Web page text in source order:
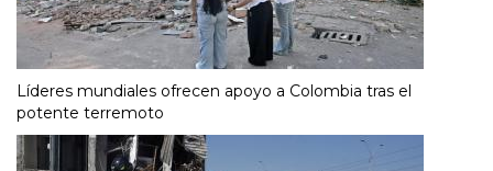
Líderes mundiales ofrecen apoyo a Colombia tras el
potente terremoto